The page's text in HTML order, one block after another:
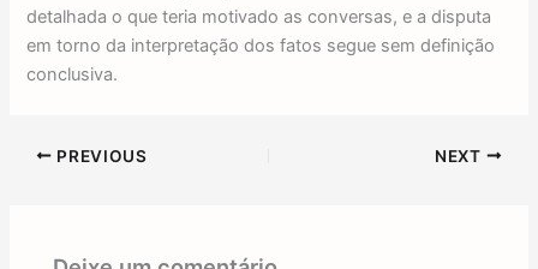
detalhada o que teria motivado as conversas, e a disputa
em torno da interpretação dos fatos segue sem definição
conclusiva.
PREVIOUS NEXT